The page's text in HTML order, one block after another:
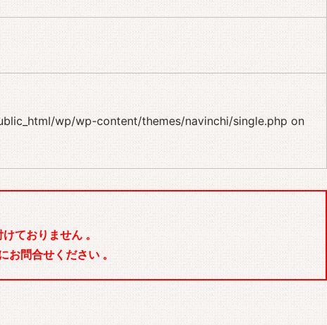
wp/wp-content/themes/navinchi/single.php on
ておりません 。
お問合せください 。